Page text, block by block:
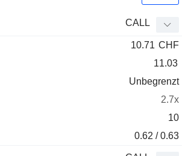
Elastizität
CALL
10.71 CHF
11.03
Unbegrenzt
2.7x
10
0.62 / 0.63